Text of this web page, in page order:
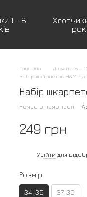
1 - 8
Головна Дівчата 8 -
Набір шкарпеток H&M
Набір
Немає в наявності
249 грн
Увійти для
Розмір
34-36 37-39